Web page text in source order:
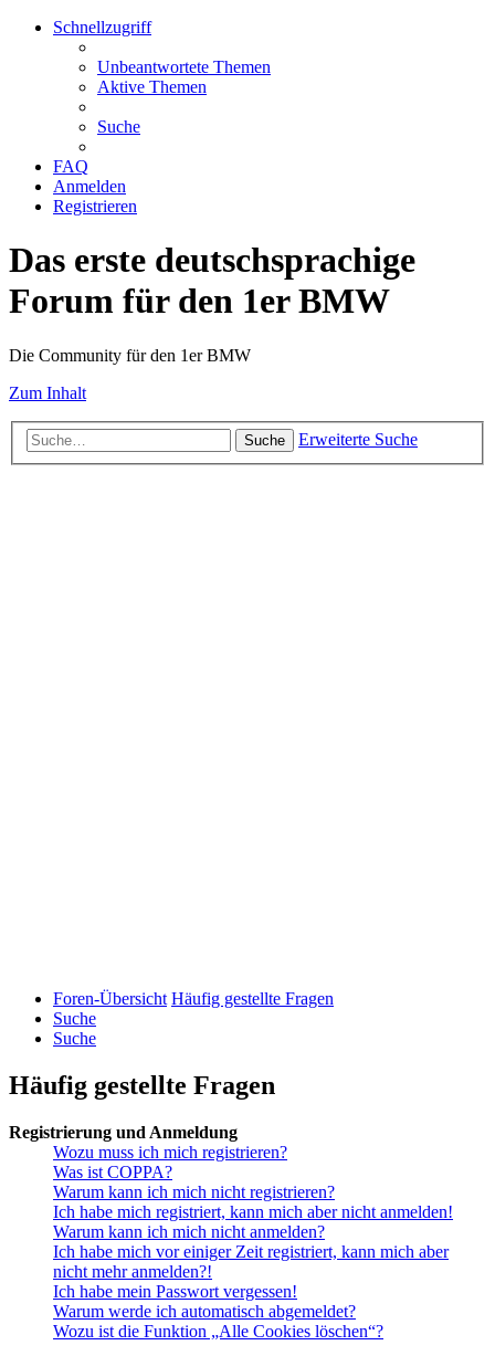
Schnellzugriff
Unbeantwortete Themen
Aktive Themen
Suche
FAQ
Anmelden
Registrieren
Das erste deutschsprachige
Forum für den 1er BMW
Die Community für den 1er BMW
Zum Inhalt
Suche Erweiterte Suche
Foren-Übersicht Häufig gestellte Fragen
Suche
Suche
Häufig gestellte Fragen
Registrierung und Anmeldung
Wozu muss ich mich registrieren?
Was ist COPPA?
Warum kann ich mich nicht registrieren?
Ich habe mich registriert, kann mich aber nicht anmelden!
Warum kann ich mich nicht anmelden?
Ich habe mich vor einiger Zeit registriert, kann mich aber
nicht mehr anmelden?!
Ich habe mein Passwort vergessen!
Warum werde ich automatisch abgemeldet?
Wozu ist die Funktion „Alle Cookies löschen“?